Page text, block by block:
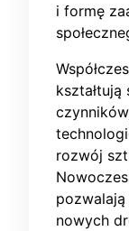
i formę
rozwój
nowych